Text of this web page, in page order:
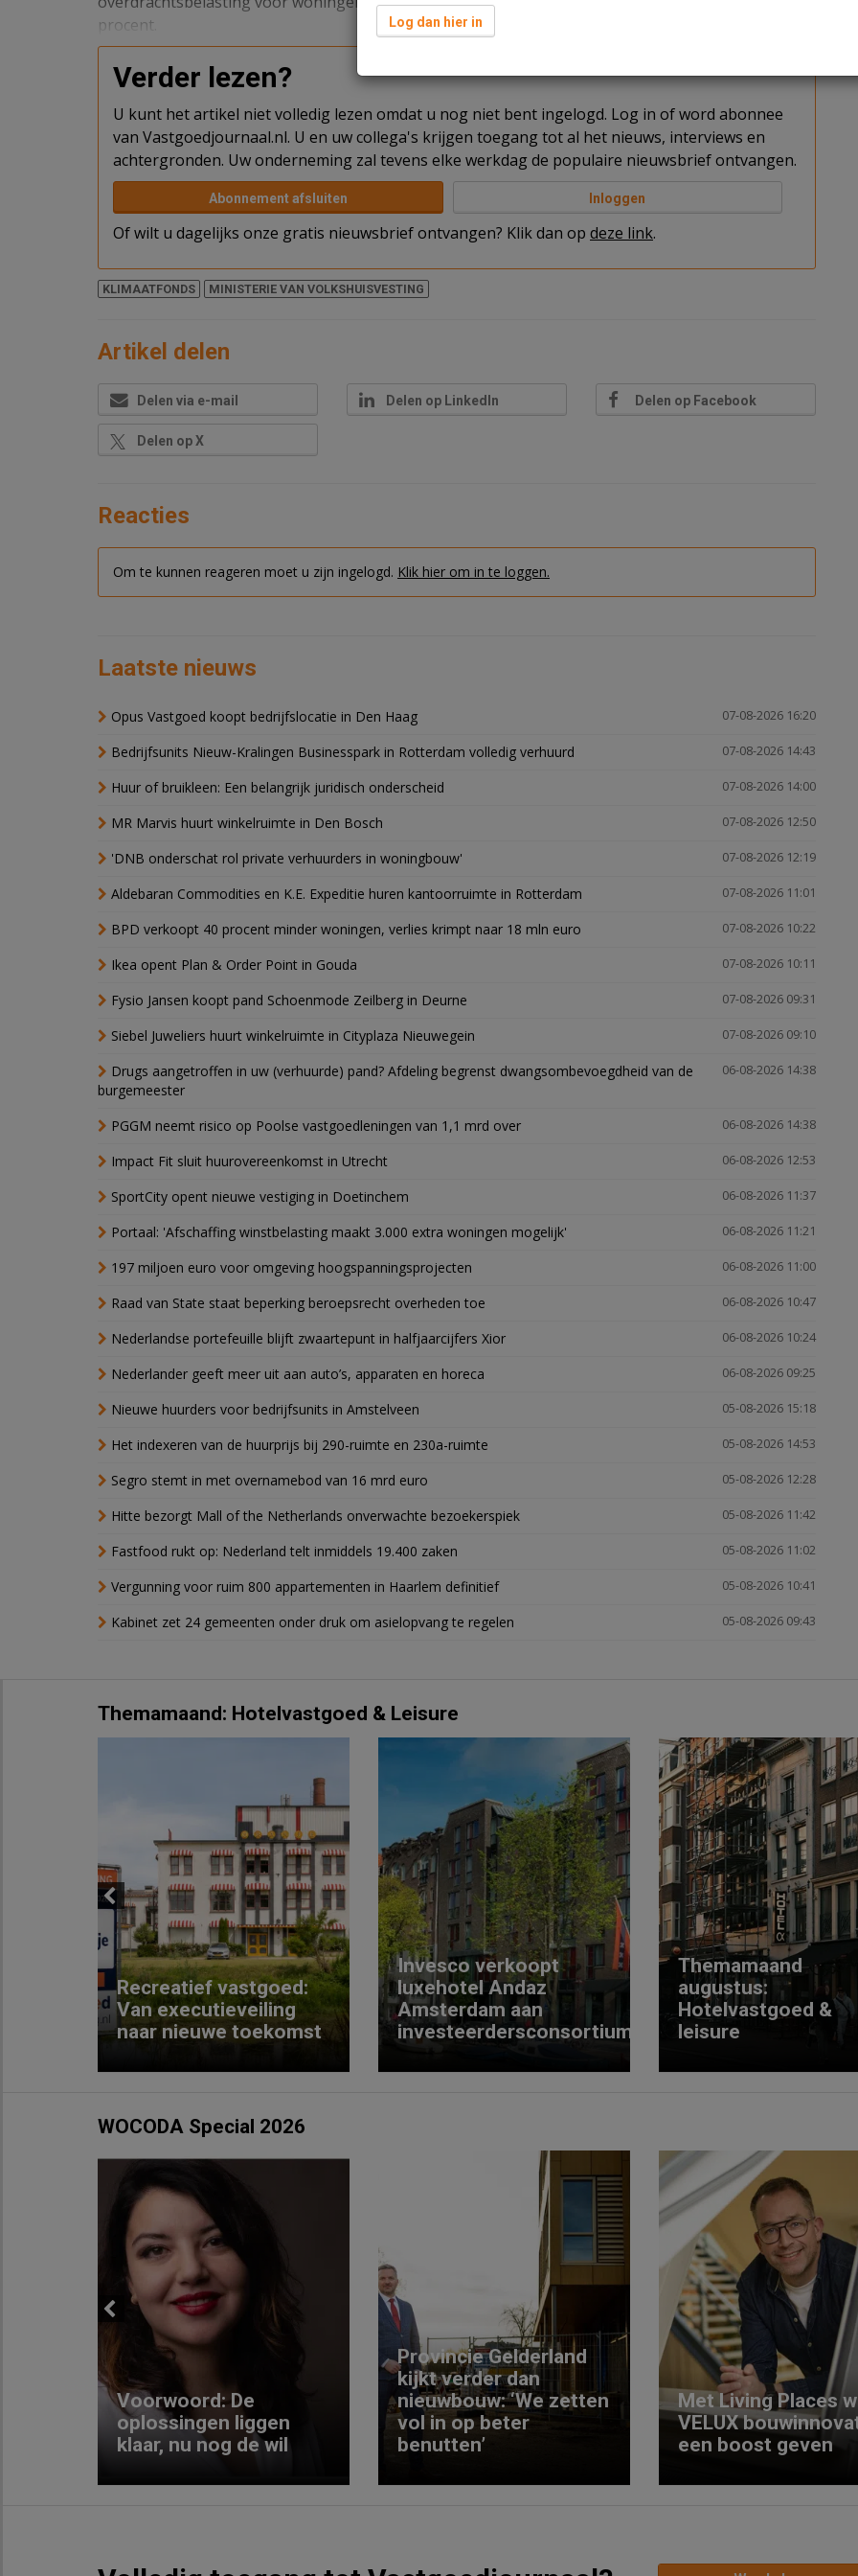
procent.
Verder lezen?
U kunt het artikel niet volledig lezen omdat u nog niet bent ingelogd. Log in of word abonnee
van Vastgoedjournaal.nl. U en uw collega's krijgen toegang tot al het nieuws, interviews en
achtergronden. Uw onderneming zal tevens elke werkdag de populaire nieuwsbrief ontvangen.
Abonnement afsluiten Inloggen
Of wilt u dagelijks onze gratis nieuwsbrief ontvangen? Klik dan op deze link.
KLIMAATFONDS MINISTERIE VAN VOLKSHUISVESTING
Artikel delen
Delen via e-mail Delen op LinkedIn Delen op Facebook
Delen op X
Reacties
Om te kunnen reageren moet u zijn ingelogd. Klik hier om in te loggen.
Laatste nieuws
07-08-2026 16:20
Opus Vastgoed koopt bedrijfslocatie in Den Haag
07-08-2026 14:43
Bedrijfsunits Nieuw-Kralingen Businesspark in Rotterdam volledig verhuurd
07-08-2026 14:00
Huur of bruikleen: Een belangrijk juridisch onderscheid
07-08-2026 12:50
MR Marvis huurt winkelruimte in Den Bosch
07-08-2026 12:19
'DNB onderschat rol private verhuurders in woningbouw'
07-08-2026 11:01
Aldebaran Commodities en K.E. Expeditie huren kantoorruimte in Rotterdam
07-08-2026 10:22
BPD verkoopt 40 procent minder woningen, verlies krimpt naar 18 mln euro
07-08-2026 10:11
Ikea opent Plan & Order Point in Gouda
07-08-2026 09:31
Fysio Jansen koopt pand Schoenmode Zeilberg in Deurne
07-08-2026 09:10
Siebel Juweliers huurt winkelruimte in Cityplaza Nieuwegein
06-08-2026 14:38
Drugs aangetroffen in uw (verhuurde) pand? Afdeling begrenst dwangsombevoegdheid van de
burgemeester
06-08-2026 14:38
PGGM neemt risico op Poolse vastgoedleningen van 1,1 mrd over
06-08-2026 12:53
Impact Fit sluit huurovereenkomst in Utrecht
06-08-2026 11:37
SportCity opent nieuwe vestiging in Doetinchem
06-08-2026 11:21
Portaal: 'Afschaffing winstbelasting maakt 3.000 extra woningen mogelijk'
06-08-2026 11:00
197 miljoen euro voor omgeving hoogspanningsprojecten
06-08-2026 10:47
Raad van State staat beperking beroepsrecht overheden toe
06-08-2026 10:24
Nederlandse portefeuille blijft zwaartepunt in halfjaarcijfers Xior
06-08-2026 09:25
Nederlander geeft meer uit aan auto’s, apparaten en horeca
05-08-2026 15:18
Nieuwe huurders voor bedrijfsunits in Amstelveen
05-08-2026 14:53
Het indexeren van de huurprijs bij 290-ruimte en 230a-ruimte
05-08-2026 12:28
Segro stemt in met overnamebod van 16 mrd euro
05-08-2026 11:42
Hitte bezorgt Mall of the Netherlands onverwachte bezoekerspiek
05-08-2026 11:02
Fastfood rukt op: Nederland telt inmiddels 19.400 zaken
05-08-2026 10:41
Vergunning voor ruim 800 appartementen in Haarlem definitief
05-08-2026 09:43
Kabinet zet 24 gemeenten onder druk om asielopvang te regelen
Themamaand: Hotelvastgoed & Leisure
Previous
Recreatief vastgoed:
Van executieveiling
naar nieuwe toekomst
Invesco verkoopt
luxehotel Andaz
Amsterdam aan
investeerdersconsortium
Themamaand
augustus:
Hotelvastgoed &
leisure
WOCODA Special 2026
Previous
Voorwoord: De
oplossingen liggen
klaar, nu nog de wil
Provincie Gelderland
kijkt verder dan
nieuwbouw: ‘We zetten
vol in op beter
benutten’
Met Living Places
VELUX
een boost geven
Log dan hier in